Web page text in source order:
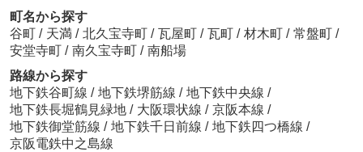
町名から探す
谷町 / 天満 / 北久宝寺町 / 瓦屋町 / 瓦町 / 材木町 / 常盤町 /
安堂寺町 / 南久宝寺町 / 南船場
路線から探す
地下鉄谷町線 / 地下鉄堺筋線 / 地下鉄中央線 /
地下鉄長堀鶴見緑地 / 大阪環状線 / 京阪本線 /
地下鉄御堂筋線 / 地下鉄千日前線 / 地下鉄四つ橋線 /
京阪電鉄中之島線